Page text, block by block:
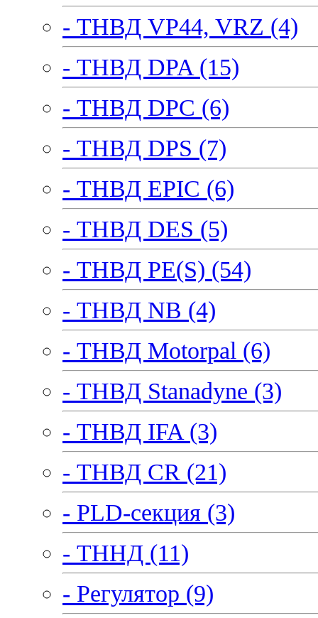
- ТНВД VP44, VRZ (4)
- ТНВД DPA (15)
- ТНВД DPC (6)
- ТНВД DPS (7)
- ТНВД EPIC (6)
- ТНВД DES (5)
- ТНВД PE(S) (54)
- ТНВД NB (4)
- ТНВД Motorpal (6)
- ТНВД Stanadyne (3)
- ТНВД IFA (3)
- ТНВД CR (21)
- PLD-секция (3)
- ТННД (11)
- Регулятор (9)